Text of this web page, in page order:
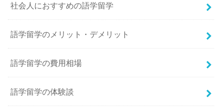
社会人におすすめの語学留学
語学留学のメリット・デメリット
語学留学の費用相場
語学留学の体験談